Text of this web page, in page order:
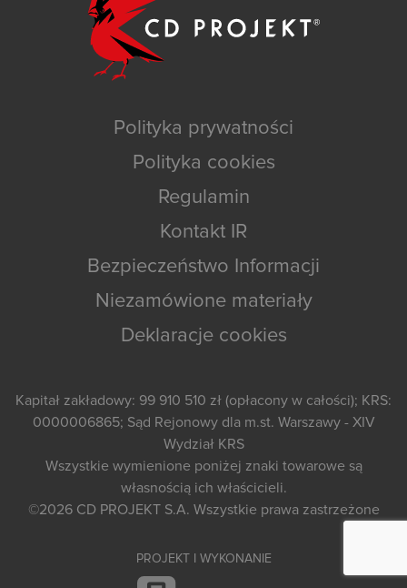
Polityka prywatności
Polityka cookies
Regulamin
Kontakt IR
Bezpieczeństwo Informacji
Niezamówione materiały
Deklaracje cookies
Kapitał zakładowy: 99 910 510 zł (opłacony w całości); KRS:
0000006865; Sąd Rejonowy dla m.st. Warszawy - XIV
Wydział KRS
Wszystkie wymienione poniżej znaki towarowe są
własnością ich właścicieli.
©2026 CD PROJEKT S.A. Wszystkie prawa zastrzeżone
PROJEKT I WYKONANIE